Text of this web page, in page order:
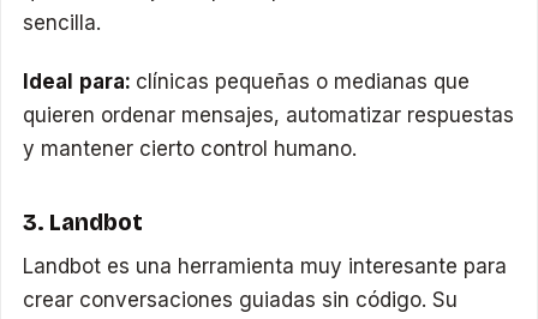
sencilla.
Ideal para: clínicas pequeñas o medianas que
quieren ordenar mensajes, automatizar respuestas
y mantener cierto control humano.
3. Landbot
Landbot es una herramienta muy interesante para
crear conversaciones guiadas sin código. Su